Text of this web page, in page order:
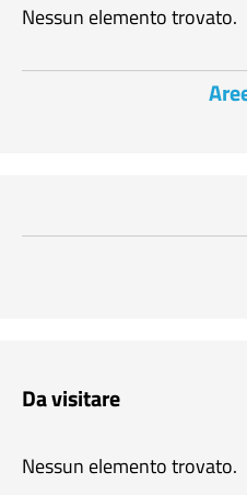
Nessun elemento trovato.
Da visitare
Nessun elemento trovato.